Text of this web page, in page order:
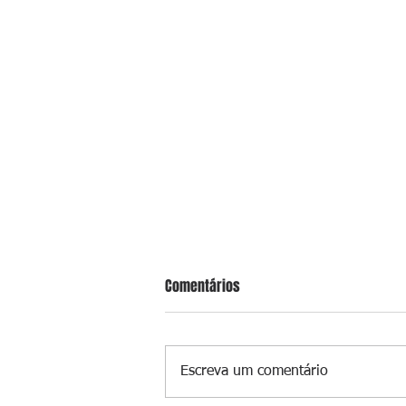
Comentários
Escreva um comentário